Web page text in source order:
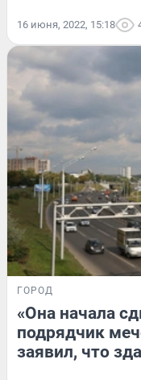
16 июня, 2022, 15:18
ГОРОД
«Она начала
подрядчик
заявил, что